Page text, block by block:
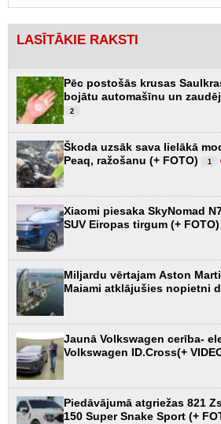
LASĪTĀKIE RAKSTI
Pēc postošās krusas
bojātu automašīnu un
2
Škoda uzsāk sava lielākā
Peaq, ražošanu (+ FOTO)
1
Xiaomi piesaka SkyNomad
SUV Eiropas tirgum (+ FOTO)
Miljardu vērtajam Aston
Maiami atklājušies nopietni
Jaunā Volkswagen cerība-
Volkswagen ID.Cross(+
Piedāvājumā atgriežas 821
150 Super Snake Sport (+